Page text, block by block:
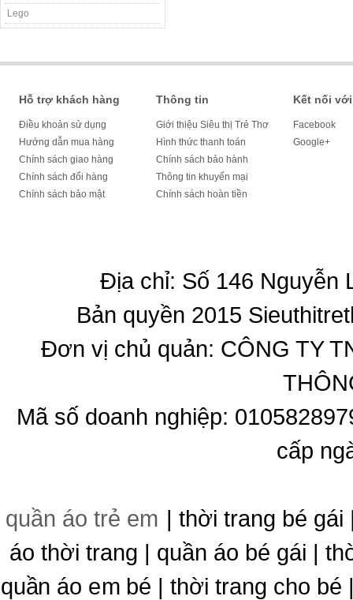
Lego
Hỗ trợ khách hàng
Điều khoản sử dụng
Hướng dẫn mua hàng
Chính sách giao hàng
Chính sách đổi hàng
Chính sách bảo mật
Thông tin
Giới thiệu Siêu thị Trẻ Thơ
Hình thức thanh toán
Chính sách bảo hành
Thông tin khuyến mại
Chính sách hoàn tiền
Kết nối
Facebook
Google+
Địa chỉ: Số 146 Nguyễn
Bản quyền 2015
Đơn vị chủ quản: CÔNG TY
Mã số doanh nghiệp:
cấp
quần áo trẻ em | thời trang bé gái
áo thời trang | quần áo bé gái |
quần áo em bé | thời trang cho